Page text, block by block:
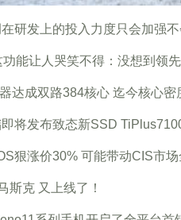
研发上的投入力度只会加强
能让人哭笑不得：没想到领
达成双路384核心 迄今核心密
将发布致态新SSD
狠涨价30% 可能带动CIS市
斯克 又上线了！